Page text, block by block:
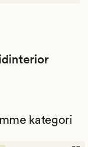
kategori